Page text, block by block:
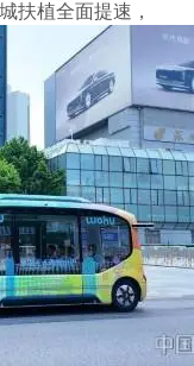
扶植全面提速，